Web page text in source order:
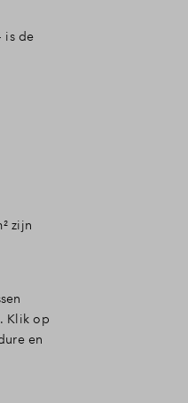
is de
zijn
Klik op
en